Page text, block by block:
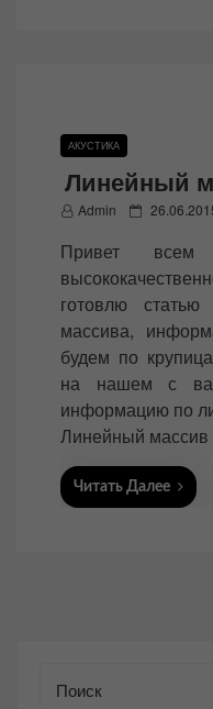
АКУСТИКА
Линейный
Admin
P
t
e
d
n
Привет всем
готовлю статью
массива,
будем по
на нашем с
информацию по
Линейный массив
Читать Далее